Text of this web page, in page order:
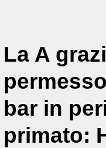
La A
bar in
primato: